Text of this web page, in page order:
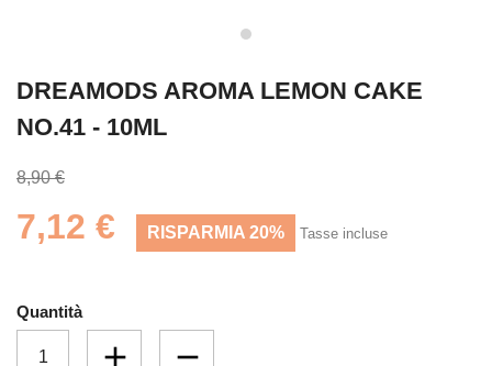
DREAMODS AROMA LEMON CAKE
NO.41 - 10ML
8,90 €
7,12 € RISPARMIA 20% Tasse incluse
Quantità